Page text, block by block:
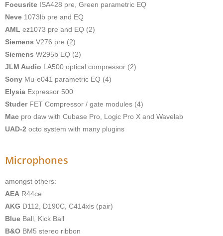
Focusrite ISA428 pre, Green parametric EQ
Neve 1073lb pre and EQ
AML ez1073 pre and EQ (2)
Siemens V276 pre (2)
Siemens W295b EQ (2)
JLM Audio LA500 optical compressor (2)
Sony Mu-e041 parametric EQ (4)
Elysia Expressor 500
StuderFET Compressor / gate modules (4)
Mac pro daw with Cubase Pro, Logic Pro X and Wavelab
UAD-2 octo system with many plugins
Microphones
amongst others:
AEA R44ce
AKG D112, D190C, C414xls (pair)
Blue Ball, Kick Ball
B&O BM5 stereo ribbon